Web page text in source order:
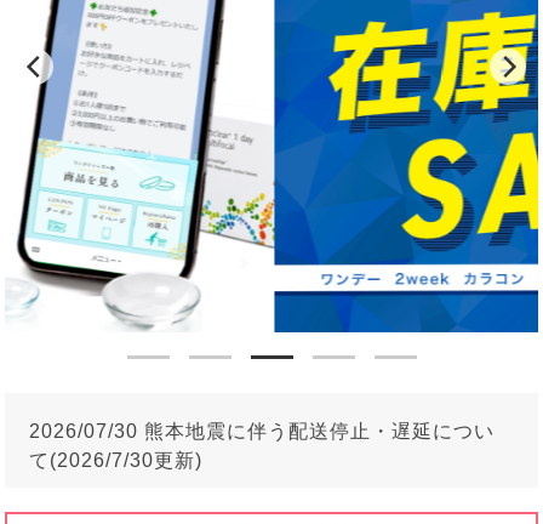
2026/07/30 熊本地震に伴う配送停止・遅延につい
て(2026/7/30更新)